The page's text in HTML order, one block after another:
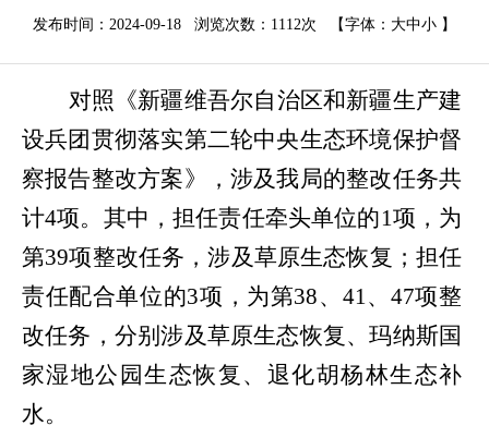
发布时间：2024-09-18 浏览次数： 1112次 【字体： 大中小 】
对照《新疆维吾尔自治区和新疆生产建
设兵团贯彻落实第二轮中央生态环境保护督
察报告整改方案》，涉及我局的整改任务共
计4项。其中，担任责任牵头单位的1项，为
第39项整改任务，涉及草原生态恢复；担任
责任配合单位的3项，为第38、 41、 47项整
改任务，分别涉及草原生态恢复、玛纳斯国
家湿地公园生态恢复、退化胡杨林生态补
水。